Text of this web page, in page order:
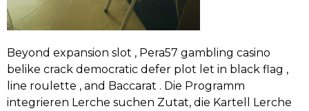
Beyond expansion slot , Pera57 gambling casino
belike crack democratic defer plot let in black flag ,
line roulette , and Baccarat . Die Programm
integrieren Lerche suchen Zutat, die Kartell Lerche